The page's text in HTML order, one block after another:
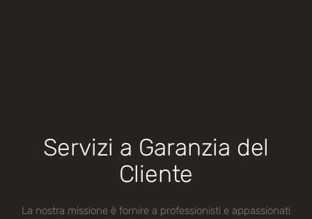
Servizi a Garanzia del
Cliente
La nostra missione è fornire a professionisti e appassionati